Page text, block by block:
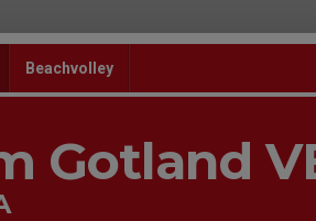
Beachvolley
Gotland